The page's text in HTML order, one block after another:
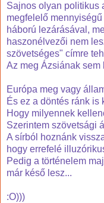
Sajnos olyan politikus
megfelelő
háború lezárásával,
haszonélvezői nem
szövetséges" címre
Az meg Ázsiának sem
Európa meg vagy
És ez a döntés ránk is
Hogy milyennek
Szerintem szövetsági
A sírból hoznánk
hogy errefelé
Pedig a történelem
már késő lesz...
:O)))